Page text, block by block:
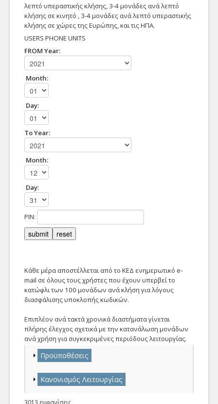
ΖΕΥΣ - Εκλογές
Γραφείο Αρωγής
Τηλε-Υποστήριξη
Διαγνωστικά
Λογισμικό
Matlab
MS Azure
Office 365
SPSS
λεπτό υπεραστικής κλήσης, 3-4 μονάδες ανά λεπτό
κλήσης σε κινητό , 3-4 μονάδες ανά λεπτό υπεραστικής
κλήσης σε χώρες της Ευρώπης, και τις ΗΠΑ.
USERS PHONE UNITS
FROM Year:
Month:
Day:
To Year:
Month:
Day:
PIN:
Κάθε μέρα αποστέλλεται από το ΚΕΔ ενημερωτικό e-
mail σε όλους τους χρήστες που έχουν υπερβεί το
κατώφλι των 100 μονάδων ανά κλήση για λόγους
διασφάλισης υποκλοπής κωδικών.
Επιπλέον ανά τακτά χρονικά διαστήματα γίνεται
πλήρης έλεγχος σχετικά με την κατανάλωση μονάδων
ανά χρήση για συγκεκριμένες περιόδους λειτουργίας.
Εμφάνιση
Προϋποθέσεις
Εμφάνιση
Κανονισμός Λειτουργίας
3013 εμφανίσεις